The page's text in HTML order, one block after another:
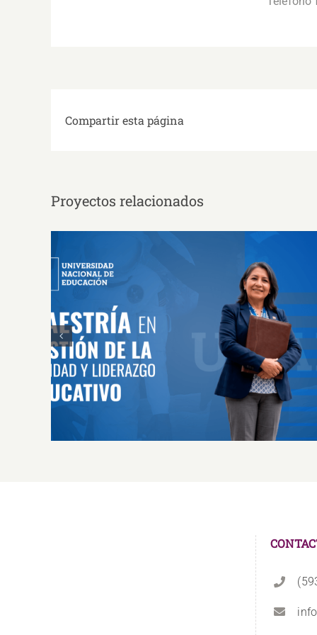
Compartir esta página
Proyectos relacionados
MAESTRÍA EN GESTIÓN DE LA CALIDAD Y
LIDERAZGO EDUCATIVO